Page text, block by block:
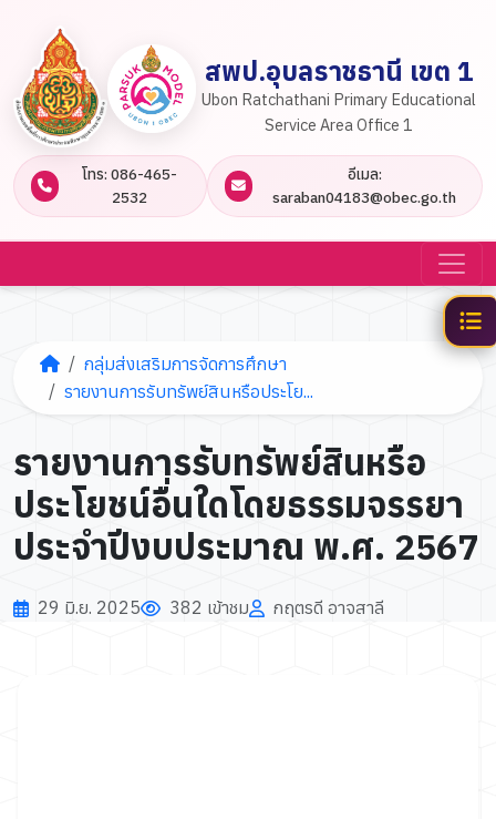
สพป.อุบลราชธานี เขต 1
Ubon Ratchathani Primary Educational
Service Area Office 1
โทร: 086-465-
2532
อีเมล:
saraban04183@obec.go.th
กลุ่มส่งเสริมการจัดการศึกษา
รายงานการรับทรัพย์สินหรือประโย...
รายงานการรับทรัพย์สินหรือ
ประโยชน์อื่นใดโดยธรรมจรรยา
ประจำปีงบประมาณ พ.ศ. 2567
29 มิ.ย. 2025 382 เข้าชม กฤตรดี อาจสาลี